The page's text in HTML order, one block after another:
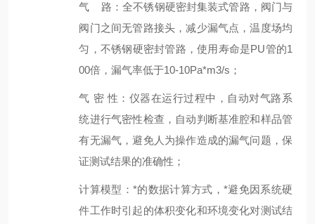
气 路：全不锈钢硬密封集装式管路 ，阀门与
阀门之间无管路接头，减少漏气点，温度场均
匀 ，不锈钢硬密封管路，使用寿命是PU管的1
00倍，漏气率低于10-10Pa*m3/s ；
气 密 性 ：仪器在运行过程中，自动对气路系
统进行气密性检查，自动判断基准腔和样品管
有无漏气，避免人为操作造成的漏气问题，保
证测试结果的准确性 ；
计算模型：*的数据计算方式，*避免因系统硬
件工作时引起的体积变化和环境变化对测试结